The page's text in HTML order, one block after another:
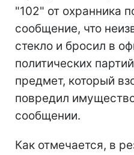
"102" от охранника
сообщение, что
стекло и бросил в
политических
предмет, который
повредил
сообщении.
Как отмечается, в